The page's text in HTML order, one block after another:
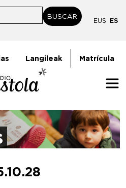
BUSCAR
EUS ES
Langileak Matrícula